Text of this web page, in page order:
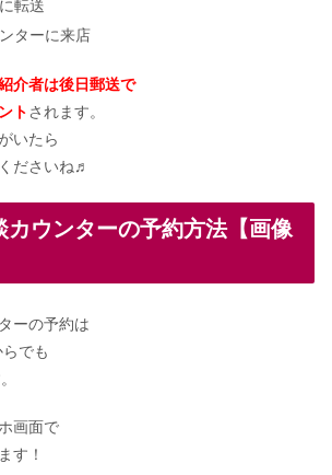
転送
ターに来店
介者は後日郵送で
ト されます。
いたら
ださいね♬
カウンターの予約方法【画像
ーの予約は
でも
画面で
す！